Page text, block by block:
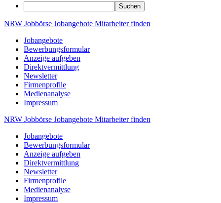
Suchen
Zum
springen
NRW Jobbörse Jobangebote Mitarbeiterfinden
Jobangebote
Bewerbungsformular
Anzeige aufgeben
Direktvermittlung
Newsletter
Firmenprofile
Medienanalyse
Impressum
NRW Jobbörse Jobangebote Mitarbeiterfinden
Jobangebote
Bewerbungsformular
Anzeige aufgeben
Direktvermittlung
Newsletter
Firmenprofile
Medienanalyse
Impressum